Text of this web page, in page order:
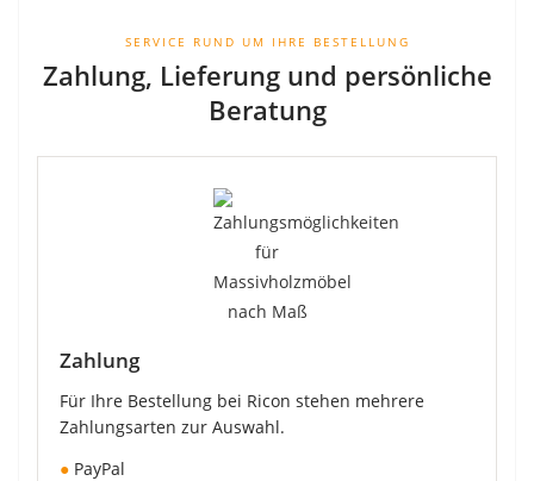
SERVICE RUND UM IHRE BESTELLUNG
Zahlung, Lieferung und persönliche
Beratung
Zahlung
Für Ihre Bestellung bei Ricon stehen mehrere
Zahlungsarten zur Auswahl.
● PayPal